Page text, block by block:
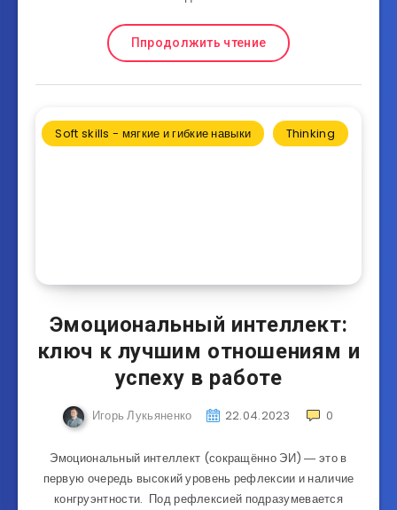
Ппродолжить чтение
Soft skills - мягкие и гибкие навыки Thinking
Эмоциональный интеллект:
ключ к лучшим отношениям и
успеху в работе
Игорь Лукьяненко 22.04.2023 0
Эмоциональный интеллект (сокращённо ЭИ) ― это в
первую очередь высокий уровень рефлексии и наличие
конгруэнтности. Под рефлексией подразумевается